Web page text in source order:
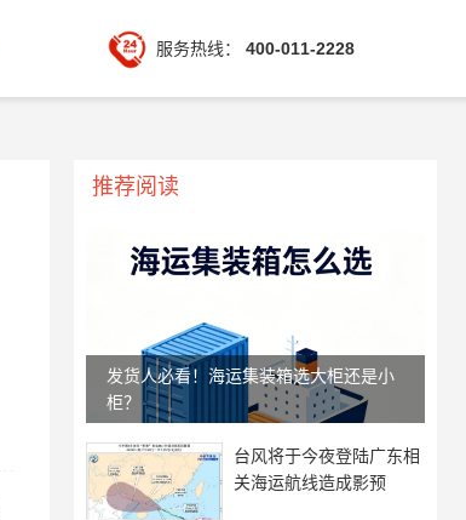
服务热线： 400-011-2228
推荐阅读
发货人必看！海运集装箱选大柜还是小
柜？
台风将于今夜登陆广东相
关海运航线造成影预